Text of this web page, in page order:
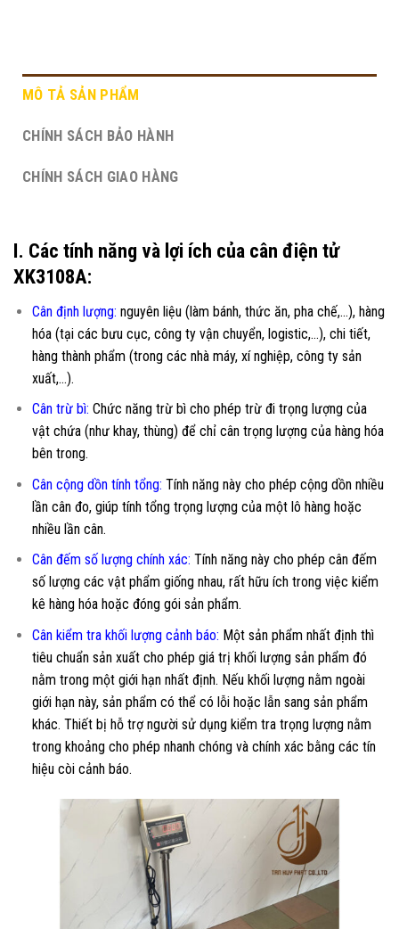
MÔ TẢ SẢN PHẨM
CHÍNH SÁCH BẢO HÀNH
CHÍNH SÁCH GIAO HÀNG
I. Các tính năng và lợi ích của cân điện tử
XK3108A:
Cân định lượng: nguyên liệu (làm bánh, thức ăn, pha chế,…), hàng
hóa (tại các bưu cục, công ty vận chuyển, logistic,…), chi tiết,
hàng thành phẩm (trong các nhà máy, xí nghiệp, công ty sản
xuất,…).
Cân trừ bì: Chức năng trừ bì cho phép trừ đi trọng lượng của
vật chứa (như khay, thùng) để chỉ cân trọng lượng của hàng hóa
bên trong.
Cân cộng dồn tính tổng: Tính năng này cho phép cộng dồn nhiều
lần cân đo, giúp tính tổng trọng lượng của một lô hàng hoặc
nhiều lần cân.
Cân đếm số lượng chính xác: Tính năng này cho phép cân đếm
số lượng các vật phẩm giống nhau, rất hữu ích trong việc kiểm
kê hàng hóa hoặc đóng gói sản phẩm.
Cân kiểm tra khối lượng cảnh báo: Một sản phẩm nhất định thì
tiêu chuẩn sản xuất cho phép giá trị khối lượng sản phẩm đó
nằm trong một giới hạn nhất định. Nếu khối lượng nằm ngoài
giới hạn này, sản phẩm có thể có lỗi hoặc lẫn sang sản phẩm
khác. Thiết bị hỗ trợ người sử dụng kiểm tra trọng lượng nằm
trong khoảng cho phép nhanh chóng và chính xác bằng các tín
hiệu còi cảnh báo.